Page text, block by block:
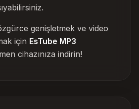
genişletmek ve video
için EsTube MP3
cihazınıza indirin!